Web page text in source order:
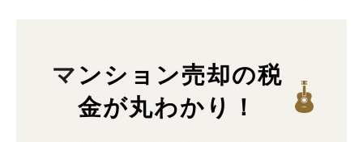
マンション売却の税
金が丸わかり！